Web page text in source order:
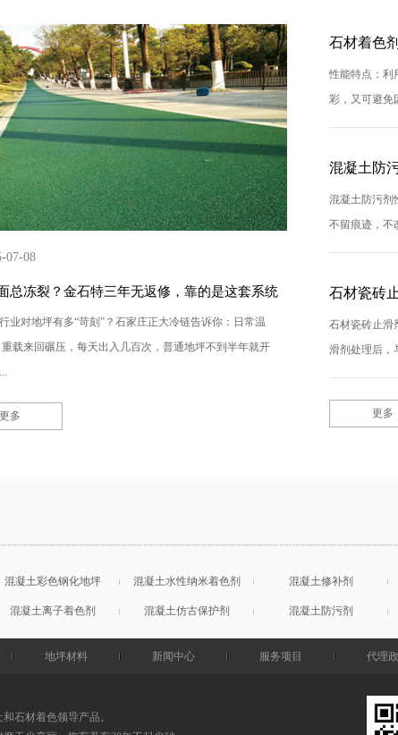
07-08
总冻裂？金石特三年无返修，靠的是这套系统
业对地坪有多“苛刻”？石家庄正大冷链告诉你：日常温
载来回碾压，每天出入几百次，普通地坪不到半年就开
更多
石材着色
性能特点：利
彩，又可避免
混凝土防
混凝土防污剂
不留痕迹，不
石材瓷砖
石材瓷砖止滑
滑剂处理后，
更多
混凝土彩色钢化地坪 混凝土水性纳米着色剂 混凝土修补剂
混凝土离子着色剂 混凝土仿古保护剂 混凝土防污剂
地坪材料 新闻中心 服务项目 代理
石材着色领导产品。